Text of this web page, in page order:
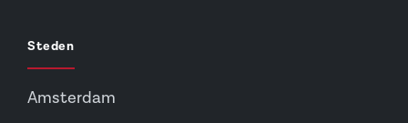
Steden
Amsterdam